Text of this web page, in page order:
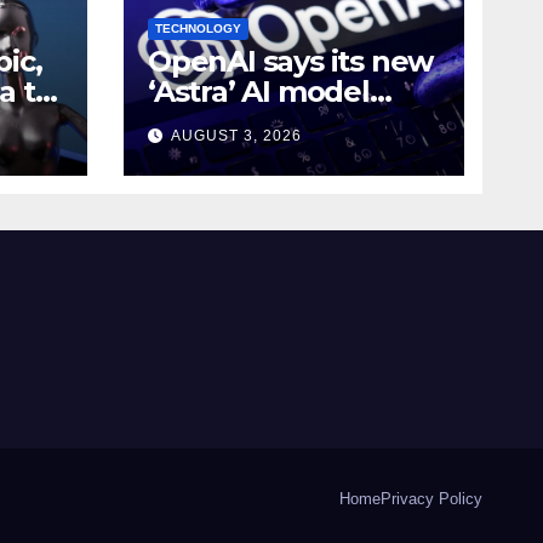
to
AI
TECHNOLOGY
OpenAI says its new
‘Astra’ AI model
made
breakthroughs in 10
math problems
AUGUST 3, 2026
HomePrivacy Policy